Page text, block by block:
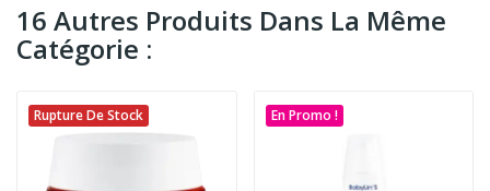
16 Autres Produits Dans La Même
Catégorie :
Rupture De Stock En Promo !